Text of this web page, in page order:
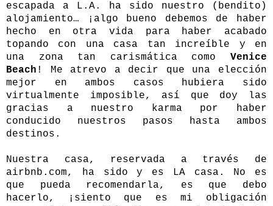
escapada a L.A. ha sido nuestro (bendito)
alojamiento… ¡algo bueno debemos de haber
hecho en otra vida para haber acabado
topando con una casa tan increíble y en
una zona tan carismática como Venice
Beach ! Me atrevo a decir que una elección
mejor en ambos casos hubiera sido
virtualmente imposible, así que doy las
gracias a nuestro karma por haber
conducido nuestros pasos hasta ambos
destinos.
Nuestra casa, reservada a través de
airbnb.com, ha sido y es LA casa. No es
que pueda recomendarla, es que debo
hacerlo, ¡siento que es mi obligación